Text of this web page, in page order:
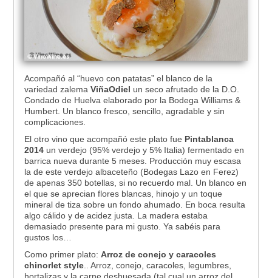
Acompañó al “huevo con patatas” el blanco de la
variedad zalema ViñaOdiel un seco afrutado de la D.O.
Condado de Huelva elaborado por la Bodega Williams &
Humbert. Un blanco fresco, sencillo, agradable y sin
complicaciones.
El otro vino que acompañó este plato fue Pintablanca
2014 un verdejo (95% verdejo y 5% Italia) fermentado en
barrica nueva durante 5 meses. Producción muy escasa
la de este verdejo albaceteño (Bodegas Lazo en Ferez)
de apenas 350 botellas, si no recuerdo mal. Un blanco en
el que se aprecian flores blancas, hinojo y un toque
mineral de tiza sobre un fondo ahumado. En boca resulta
algo cálido y de acidez justa. La madera estaba
demasiado presente para mi gusto. Ya sabéis para
gustos los…
Como primer plato: Arroz de conejo y caracoles
chinorlet style.. Arroz, conejo, caracoles, legumbres,